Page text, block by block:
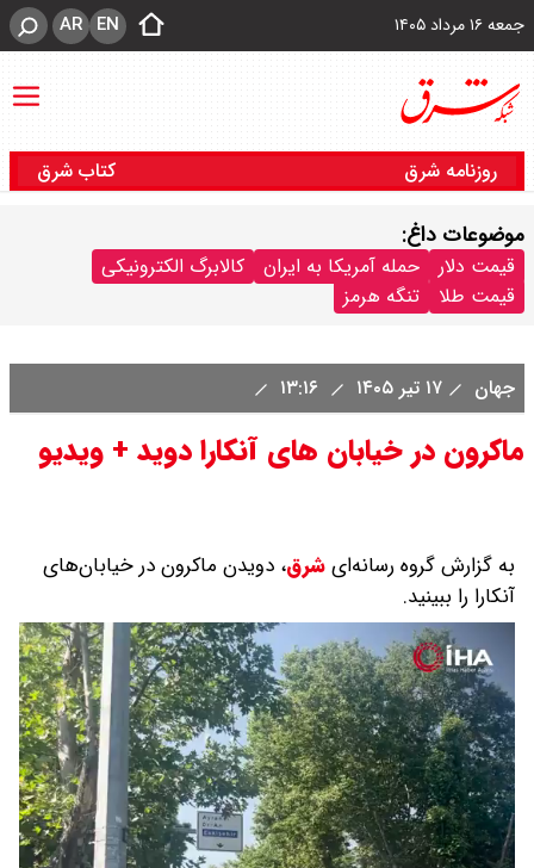
جمعه ۱۶ مرداد ۱۴۰۵ EN
AR
روزنامه شرق کتاب شرق
موضوعات داغ:
قیمت دلار حمله آمریکا به ایران
کالابرگ الکترونیکی
قیمت طلا
تنگه هرمز
جهان ۱۷ تیر ۱۴۰۵
ماکرون در خیابان های آنکارا دوید + ویدیو
به گزارش گروه رسانه‌ایشرق، دویدن ماکرون در خیابان‌های
آنکارا را ببینید.